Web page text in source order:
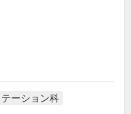
テーション科